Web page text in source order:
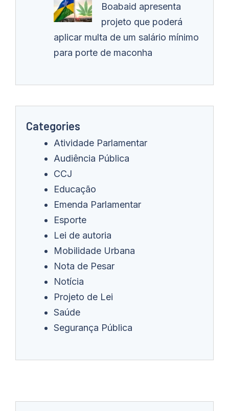
Boabaid apresenta
projeto que poderá
aplicar multa de um salário mínimo
para porte de maconha
Categories
Atividade Parlamentar
Audiência Pública
CCJ
Educação
Emenda Parlamentar
Esporte
Lei de autoria
Mobilidade Urbana
Nota de Pesar
Notícia
Projeto de Lei
Saúde
Segurança Pública